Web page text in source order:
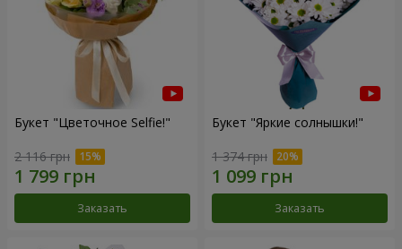
Букет "Цветочное Selfie!"
2 116 грн
Заказать
Букет "Яркие солнышки!"
1 374 грн
Заказать